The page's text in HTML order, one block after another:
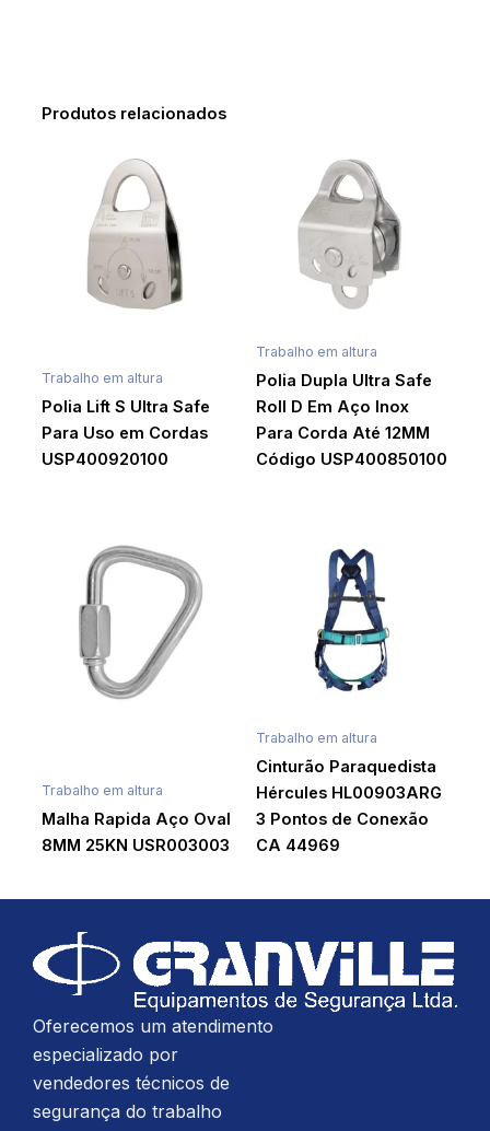
Produtos relacionados
Trabalho em altura
Polia Lift S Ultra Safe
Para Uso em Cordas
USP400920100
Trabalho em altura
Polia Dupla Ultra Safe
Roll D Em Aço Inox
Para Corda Até 12MM
Código USP400850100
Trabalho em altura
Malha Rapida Aço Oval
8MM 25KN USR003003
Trabalho em altura
Cinturão Paraquedista
Hércules HL00903ARG
3 Pontos de Conexão
CA 44969
Oferecemos um atendimento
especializado por
vendedores técnicos de
segurança do trabalho